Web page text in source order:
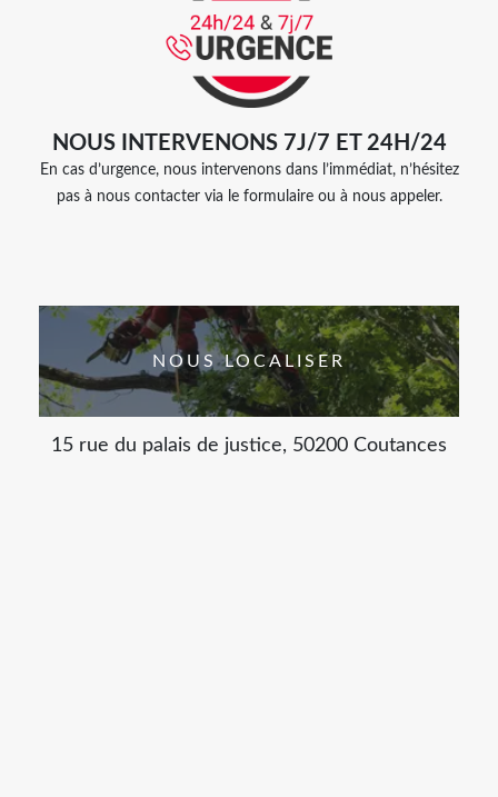
NOUS INTERVENONS 7J/7 ET 24H/24
En cas d’urgence, nous intervenons dans l’immédiat, n’hésitez
pas à nous contacter via le formulaire ou à nous appeler.
NOUS LOCALISER
15 rue du palais de justice, 50200 Coutances